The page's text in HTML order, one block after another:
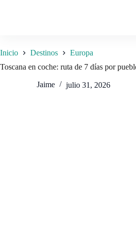
Inicio Destinos
Europa
Toscana en coche: ruta de 7 días por
Jaime julio 31, 2026